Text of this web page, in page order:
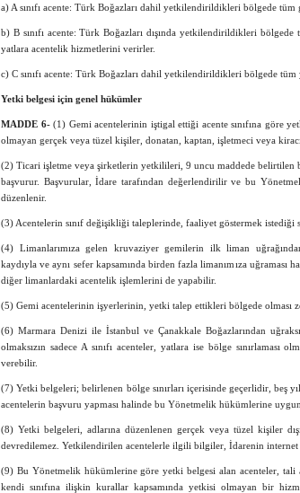
a) A sınıfı acente: Türk Boğazları dahil yetkilendirildikleri bölgede
b) B sınıfı acente: Türk Boğazları dışında yetkilendirildikleri
yatlara acentelik hizmetlerini verirler.
c) C sınıfı acente: Türk Boğazları dahil yetkilendirildikleri bölgede
Yetki belgesi için genel hükümler
MADDE 6-(1) Gemi acentelerinin iştigal ettiği acente sınıfına göre
olmayan gerçek veya tüzel kişiler, donatan, kaptan, işletmeci veya
(2) Ticari işletme veya şirketlerin yetkilileri, 9 uncu maddede belirtilen
başvurur. Başvurular, İdare tarafından değerlendirilir ve bu
düzenlenir.
(3) Acentelerin sınıf değişikliği taleplerinde, faaliyet göstermek istediği
(4) Limanlarımıza gelen kruvaziyer gemilerin ilk liman
kaydıyla ve aynı sefer kapsamında birden fazla limanımıza uğraması
diğer limanlardaki acentelik işlemlerini de yapabilir.
(5) Gemi acentelerinin işyerlerinin, yetki talep ettikleri bölgede olması
(6) Marmara Denizi ile İstanbul ve Çanakkale Boğazlarından
olmaksızın sadece A sınıfı acenteler, yatlara ise bölge sınırlaması
verebilir.
(7) Yetki belgeleri; belirlenen bölge sınırları içerisinde geçerlidir, beş
acentelerin başvuru yapması halinde bu Yönetmelik hükümlerine
(8) Yetki belgeleri, adlarına düzenlenen gerçek veya tüzel kişiler
devredilemez. Yetkilendirilen acentelerle ilgili bilgiler, İdarenin internet
(9) Bu Yönetmelik hükümlerine göre yetki belgesi alan acenteler,
kendi sınıfına ilişkin kurallar kapsamında yetkisi olmayan bir